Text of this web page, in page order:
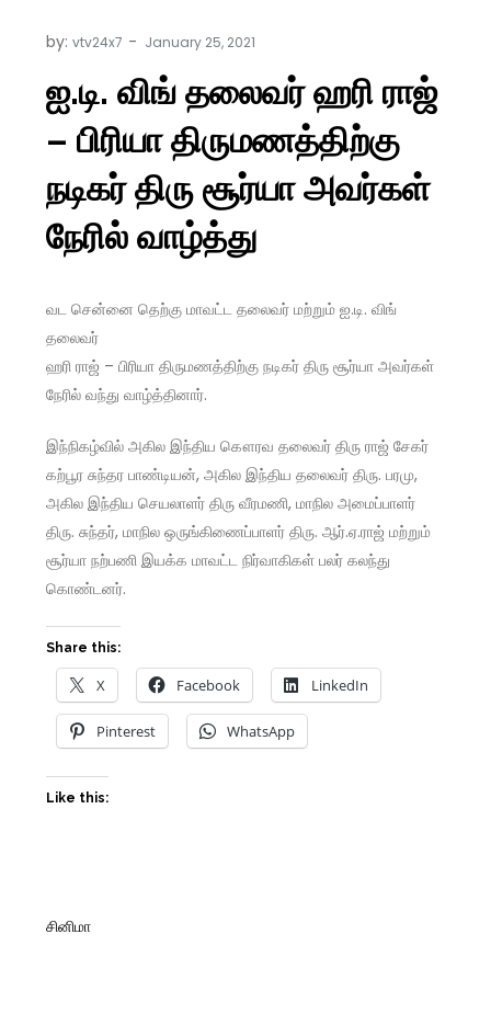
by:vtv24x7
ஐ.டி. விங் தலைவர் ஹரி ராஜ்
– பிரியா திருமணத்திற்கு
நடிகர் திரு சூர்யா அவர்கள்
நேரில் வாழ்த்து
வட சென்னை தெற்கு மாவட்ட தலைவர் மற்றும் ஐ.டி. விங்
தலைவர்
ஹரி ராஜ் – பிரியா திருமணத்திற்கு நடிகர் திரு சூர்யா அவர்கள்
நேரில் வந்து வாழ்த்தினார்.
இந்நிகழ்வில் அகில இந்திய கௌரவ தலைவர் திரு ராஜ் சேகர்
கற்பூர சுந்தர பாண்டியன், அகில இந்திய தலைவர் திரு. பரமு,
அகில இந்திய செயலாளர் திரு வீரமணி, மாநில அமைப்பாளர்
திரு. சுந்தர், மாநில ஒருங்கிணைப்பாளர் திரு. ஆர்.ஏ.ராஜ் மற்றும்
சூர்யா நற்பணி இயக்க மாவட்ட நிர்வாகிகள் பலர் கலந்து
கொண்டனர்.
Share this:
X Facebook LinkedIn
Pinterest WhatsApp
Like this:
சினிமா